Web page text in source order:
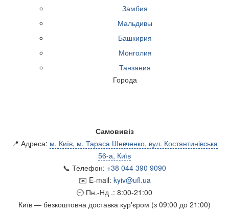
Замбия
Мальдивы
Башкирия
Монголия
Танзания
Города
Самовивіз
📍 Адреса: м. Київ, м. Тараса Шевченко, вул. Костянтинівська
56-а, Київ
📞 Телефон: +38 044 390 9090
✉️ E-mail: kyiv@ufl.ua
🕘 Пн.-Нд .: 8:00-21:00
Київ — безкоштовна доставка кур'єром (з 09:00 до 21:00)